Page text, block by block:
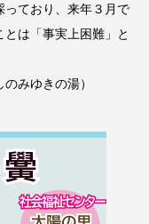
ており、来年３月で
は「事実上困難」と
みゆきの湯）